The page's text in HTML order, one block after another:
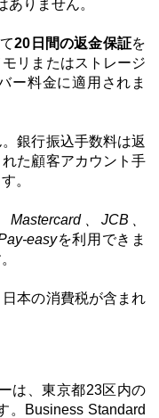
りません。
20日間の返金保証を
リまたはストレージ
ー料金に適用されま
銀行振込手数料は返
た顧客アカウント手
。
、JCB、
easyを利用できま
本の消費税が含まれ
は、東京都23区内の
。Business Standard